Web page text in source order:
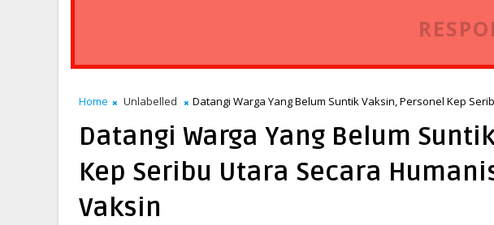
Home Unlabelled Datangi Warga Yang Belum Suntik Vaksin, Personel Kep
Datangi Warga Yang Belum
Kep Seribu Utara Secara
Vaksin